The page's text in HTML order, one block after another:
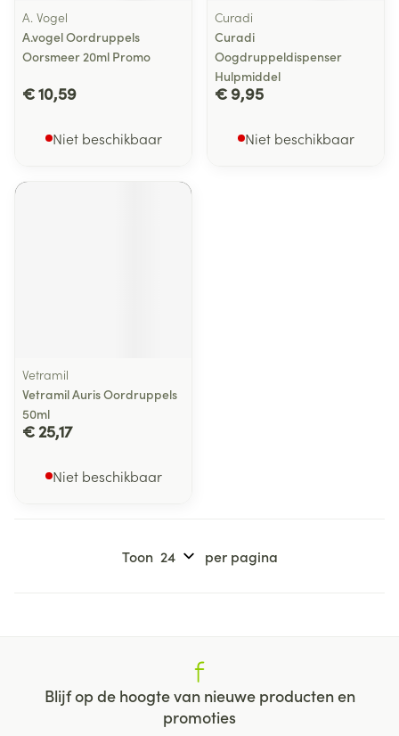
A. Vogel
A.vogel Oordruppels
Oorsmeer 20ml Promo
€ 10,59
Niet beschikbaar
Curadi
Curadi
Oogdruppeldispenser
Hulpmiddel
€ 9,95
Niet beschikbaar
Vetramil
Vetramil Auris Oordruppels
50ml
€ 25,17
Niet beschikbaar
Toon per pagina
Blijf op de hoogte van nieuwe producten en
promoties